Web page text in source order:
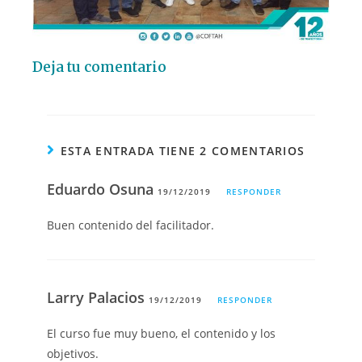
Deja tu comentario
ESTA ENTRADA TIENE 2 COMENTARIOS
Eduardo Osuna 19/12/2019 RESPONDER
Buen contenido del facilitador.
Larry Palacios 19/12/2019 RESPONDER
El curso fue muy bueno, el contenido y los
objetivos.